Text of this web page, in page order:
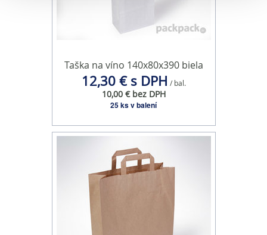
súbory cookie. Informácie o tom, ako používate naše
webové stránky, poskytujeme aj našim partnerom v
môžu príslušné informácie skombinovať s ďalšími
údajmi, ktoré ste im poskytli alebo ktoré od vás získali,
keď ste používali ich služby.
Taška na víno 140x80x390 biela
12,30 € s DPH / bal.
10,00 € bez DPH
25 ks v balení